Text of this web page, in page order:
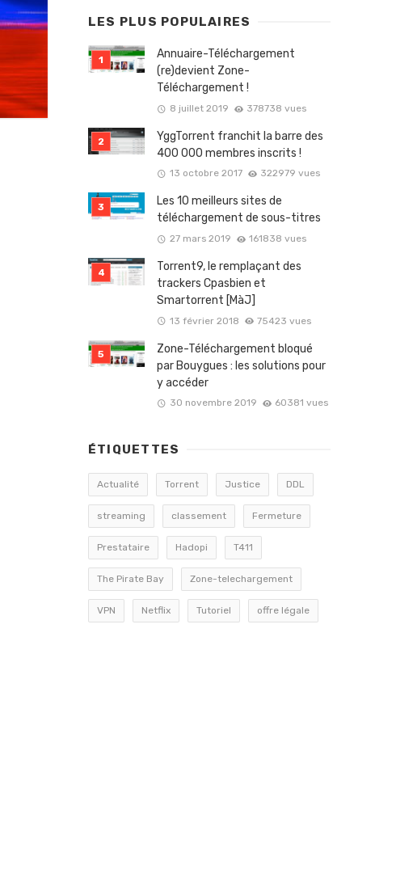
LES PLUS POPULAIRES
Annuaire-Téléchargement
(re)devient Zone-
Téléchargement !
8 juillet 2019 378738 vues
YggTorrent franchit la barre des
400 000 membres inscrits !
13 octobre 2017 322979 vues
Les 10 meilleurs sites de
téléchargement de sous-titres
27 mars 2019 161838 vues
Torrent9, le remplaçant des
trackers Cpasbien et
Smartorrent [MàJ]
13 février 2018 75423 vues
Zone-Téléchargement bloqué
par Bouygues : les solutions pour
y accéder
30 novembre 2019 60381 vues
ÉTIQUETTES
Actualité Torrent Justice DDL
streaming classement Fermeture
Prestataire Hadopi T411
The Pirate Bay Zone-telechargement
VPN Netflix Tutoriel offre légale